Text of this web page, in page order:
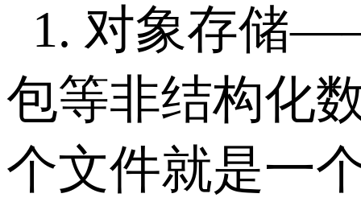
1. 对象存储
包等非结构化
个文件就是一